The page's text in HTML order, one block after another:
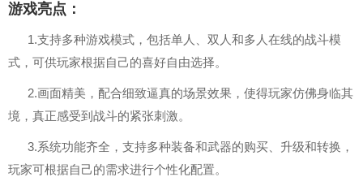
游戏亮点：
1.支持多种游戏模式，包括单人、双人和多人在线的战斗模
式，可供玩家根据自己的喜好自由选择。
2.画面精美，配合细致逼真的场景效果，使得玩家仿佛身临其
境，真正感受到战斗的紧张刺激。
3.系统功能齐全，支持多种装备和武器的购买、升级和转换，
玩家可根据自己的需求进行个性化配置。